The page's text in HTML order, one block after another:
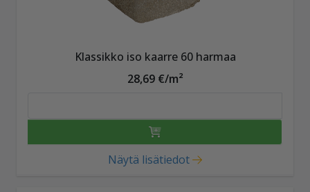
Klassikko iso kaarre 60 harmaa
28,69 €/m²
Näytä lisätiedot